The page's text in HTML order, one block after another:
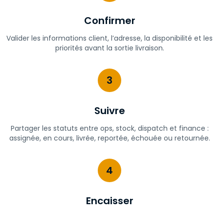
Confirmer
Valider les informations client, l’adresse, la disponibilité et les
priorités avant la sortie livraison.
3
Suivre
Partager les statuts entre ops, stock, dispatch et finance :
assignée, en cours, livrée, reportée, échouée ou retournée.
4
Encaisser